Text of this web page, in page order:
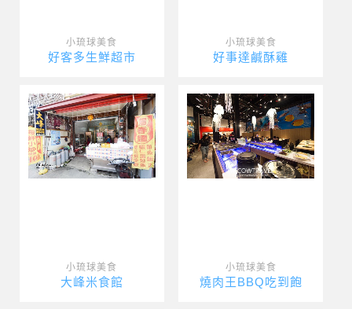
小琉球美食
好客多生鮮超市
小琉球美食
好事達鹹酥雞
小琉球美食
大峰米食館
小琉球美食
燒肉王BBQ吃到飽